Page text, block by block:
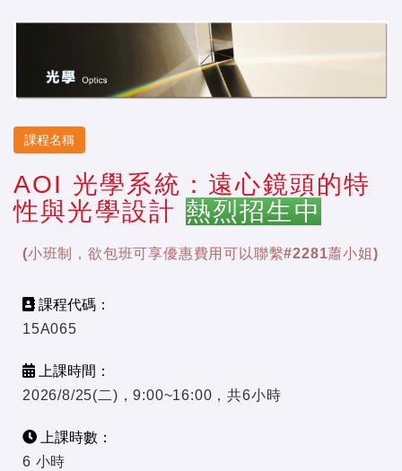
課程名稱
AOI 光學系統：遠心鏡頭的特
性與光學設計 熱烈招生中
(小班制，欲包班可享優惠費用可以聯繫#2281蕭小姐)
課程代碼：
15A065
上課時間：
2026/8/25(二)，9:00~16:00，共6小時
上課時數：
6 小時